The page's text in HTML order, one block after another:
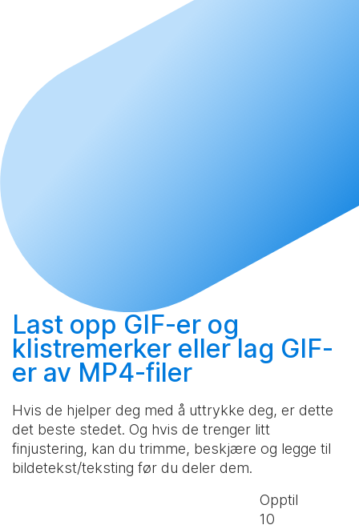
Last opp GIF-er og
klistremerker ellerlag GIF-
er av MP4-filer
Hvis de hjelper deg med å uttrykke deg, er dette
det beste stedet. Og hvis de trenger litt
finjustering, kan du trimme, beskjære og legge til
bildetekst/teksting før du deler dem.
Opptil
10